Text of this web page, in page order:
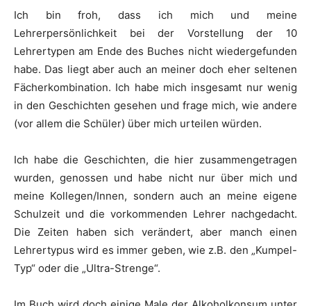
Ich bin froh, dass ich mich und meine
Lehrerpersönlichkeit bei der Vorstellung der 10
Lehrertypen am Ende des Buches nicht wiedergefunden
habe. Das liegt aber auch an meiner doch eher seltenen
Fächerkombination. Ich habe mich insgesamt nur wenig
in den Geschichten gesehen und frage mich, wie andere
(vor allem die Schüler) über mich urteilen würden.
Ich habe die Geschichten, die hier zusammengetragen
wurden, genossen und habe nicht nur über mich und
meine Kollegen/Innen, sondern auch an meine eigene
Schulzeit und die vorkommenden Lehrer nachgedacht.
Die Zeiten haben sich verändert, aber manch einen
Lehrertypus wird es immer geben, wie z.B. den „Kumpel-
Typ“ oder die „Ultra-Strenge“.